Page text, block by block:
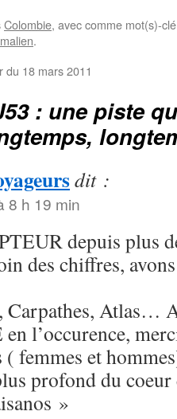
Colombie, avec comme mot(s)-
.
du 18 mars 2011
: une piste
dit :
8 h 19 min
depuis plus
des chiffres,
Carpathes, Atlas…
l’occurence,
( femmes et
profond du coeur
»